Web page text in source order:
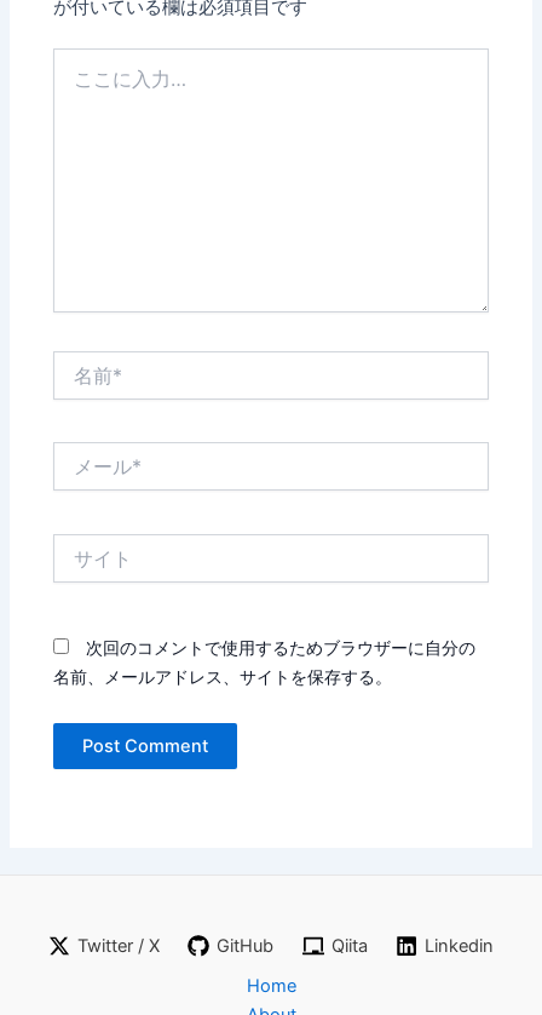
が付いている欄は必須項目です
次回のコメントで使用するためブラウザーに自分の
名前、メールアドレス、サイトを保存する。
Twitter / X GitHub Qiita
Linkedin
Home